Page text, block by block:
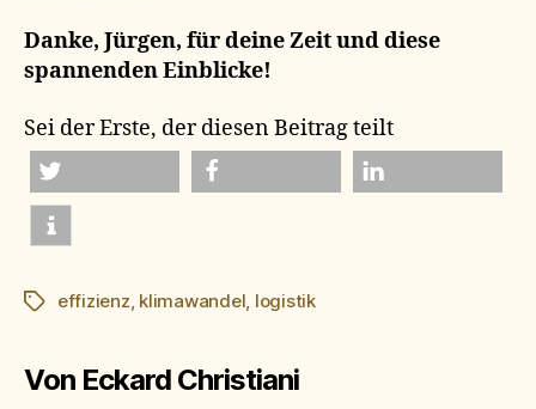
Danke, Jürgen, für deine Zeit und diese
spannenden Einblicke!
Sei der Erste, der diesen Beitrag teilt
twittern
Schlagwörter
effizienz, klimawandel, logistik
Von Eckard Christiani